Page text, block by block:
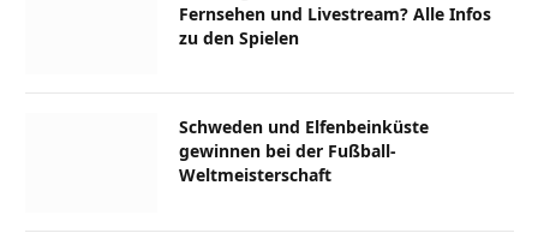
Fernsehen und Livestream? Alle Infos
zu den Spielen
Schweden und Elfenbeinküste
gewinnen bei der Fußball-
Weltmeisterschaft